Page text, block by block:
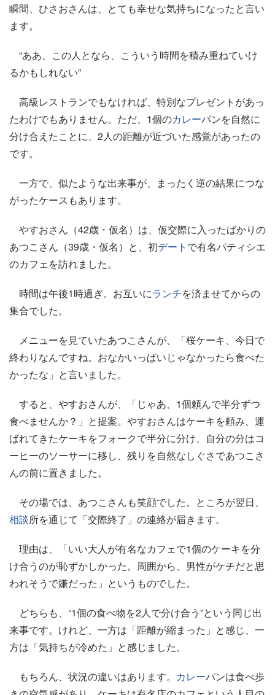
瞬間、ひさおさんは、とても幸せな気持ちになったと言い
ます。
“ああ、この人となら、こういう時間を積み重ねていけ
るかもしれない”
高級レストランでもなければ、特別なプレゼントがあっ
たわけでもありません。ただ、1個のカレーパンを自然に
分け合えたことに、2人の距離が近づいた感覚があったの
です。
一方で、似たような出来事が、まったく逆の結果につな
がったケースもあります。
やすおさん（42歳・仮名）は、仮交際に入ったばかりの
あつこさん（39歳・仮名）と、初デート で有名パティシエ
のカフェを訪れました。
時間は午後1時過ぎ。お互いにランチを済ませてからの
集合でした。
メニューを見ていたあつこさんが、「桜ケーキ、今日で
終わりなんですね。おなかいっぱいじゃなかったら食べた
かったな」と言いました。
すると、やすおさんが、「じゃあ、1個頼んで半分ずつ
食べませんか？」と提案。やすおさんはケーキを頼み、運
ばれてきたケーキをフォークで半分に分け、自分の分はコ
ーヒーのソーサーに移し、残りを自然なしぐさであつこさ
んの前に置きました。
その場では、あつこさんも笑顔でした。ところが翌日、
相談所を通じて「交際終了」の連絡が届きます。
理由は、「いい大人が有名なカフェで1個のケーキを分
け合うのが恥ずかしかった。周囲から、男性がケチだと思
われそうで嫌だった」というものでした。
どちらも、“1個の食べ物を2人で分け合う”という同じ出
来事です。けれど、一方は「距離が縮まった」と感じ、一
方は「気持ちが冷めた」と感じました。
もちろん、状況の違いはあります。 カレーパンは食べ歩